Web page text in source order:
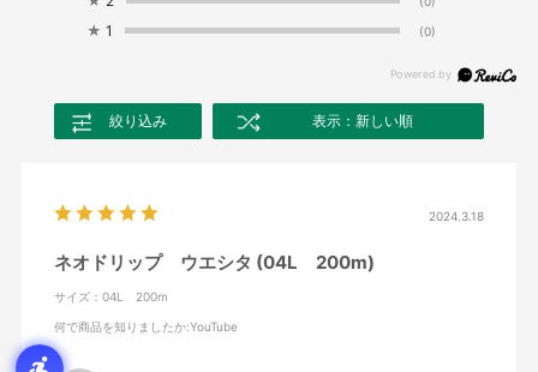
★ 1 (0)
絞り込み 表示：新しい順
2024.3.18
ネオドリップ ウエシタ (04L 200m)
サイズ：04L 200m
何で商品を知りましたか:YouTube